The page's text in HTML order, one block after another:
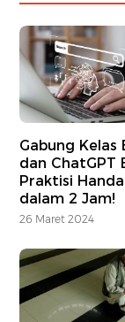
Gabung Kelas
dan ChatGPT
Praktisi
dalam 2 Jam!
26 Maret 2024